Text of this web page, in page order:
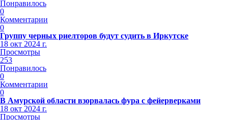
Понравилось
0
Комментарии
0
Группу черных риелторов будут судить в Иркутске
18 окт 2024 г.
Просмотры
253
Понравилось
0
Комментарии
0
В Амурской области взорвалась фура с фейерверками
18 окт 2024 г.
Просмотры